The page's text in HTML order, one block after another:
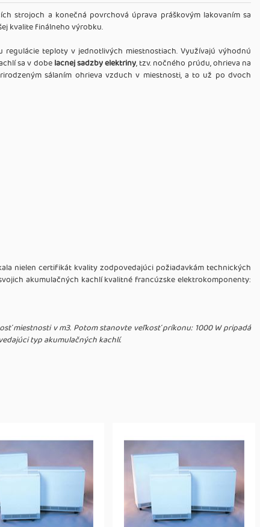
strojoch a konečná povrchová úprava práškovým lakovaním sa
kvalite finálneho výrobku.
teploty v jednotlivých miestnostiach. Využívajú výhodnú
sa v dobelacnej sadzby elektriny, tzv. nočného prúdu, ohrieva na
sálaním ohrieva vzduch v miestnosti, a to už po dvoch
nielen certifikát kvality zodpovedajúci požiadavkám technických
akumulačných kachlí kvalitné francúzske elektrokomponenty:
miestnosti v m3. Potom stanovte veľkosť príkonu: 1000 W pripadá
typ akumulačných kachlí.